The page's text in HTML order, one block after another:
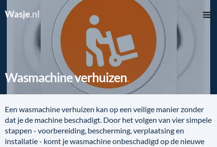
Wasje.nl
Wasmachine verhuizen
Een wasmachine verhuizen kan op een veilige manier zonder
dat je de machine beschadigt. Door het volgen van vier simpele
stappen - voorbereiding, bescherming, verplaatsing en
installatie - komt je wasmachine onbeschadigd op de nieuwe